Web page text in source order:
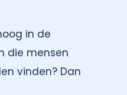
in de
die mensen
vinden? Dan